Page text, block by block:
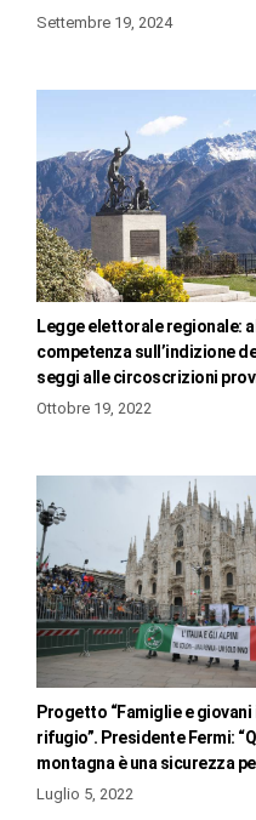
Settembre 19, 2024
Legge elettorale regionale:
competenza sull’indizione
seggi alle circoscrizioni
Ottobre 19, 2022
Progetto “Famiglie e
rifugio”. Presidente Fermi:
montagna è una sicurezza
Luglio 5, 2022